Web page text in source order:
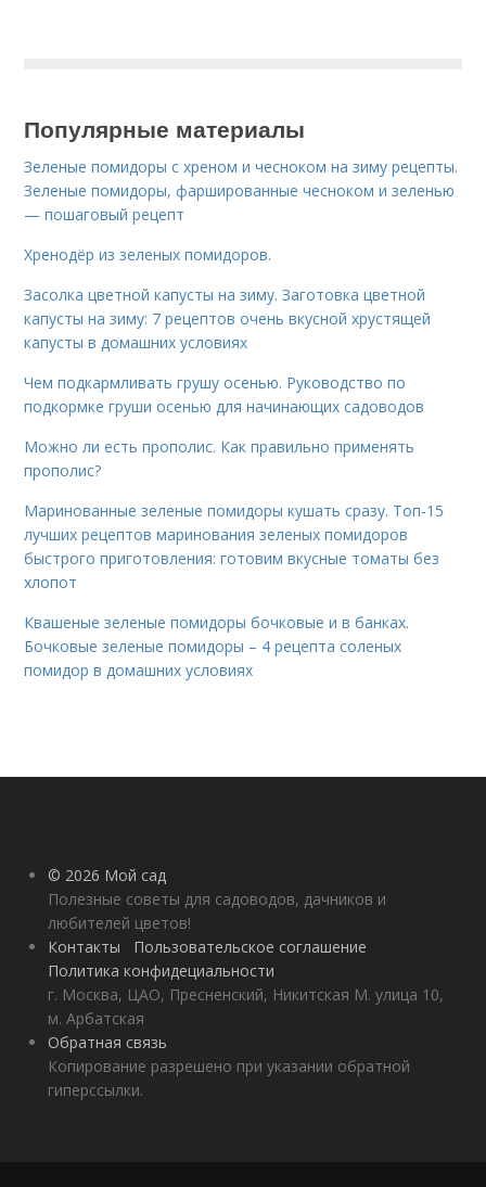
Популярные материалы
Зеленые помидоры с хреном и чесноком на зиму рецепты.
Зеленые помидоры, фаршированные чесноком и зеленью
— пошаговый рецепт
Хренодёр из зеленых помидоров.
Засолка цветной капусты на зиму. Заготовка цветной
капусты на зиму: 7 рецептов очень вкусной хрустящей
капусты в домашних условиях
Чем подкармливать грушу осенью. Руководство по
подкормке груши осенью для начинающих садоводов
Можно ли есть прополис. Как правильно применять
прополис?
Маринованные зеленые помидоры кушать сразу. Топ-15
лучших рецептов маринования зеленых помидоров
быстрого приготовления: готовим вкусные томаты без
хлопот
Квашеные зеленые помидоры бочковые и в банках.
Бочковые зеленые помидоры – 4 рецепта соленых
помидор в домашних условиях
© 2026 Мой сад
Полезные советы для садоводов, дачников и
любителей цветов!
Контакты
Пользовательское соглашение
Политика конфидециальности
г. Москва, ЦАО, Пресненский, Никитская М. улица 10,
м. Арбатская
Обратная связь
Копирование разрешено при указании обратной
гиперссылки.